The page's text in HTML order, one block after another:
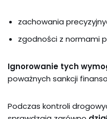
zachowania
zgodności z normami
Ignorowanie tych
poważnych sankcji
Podczas kontroli